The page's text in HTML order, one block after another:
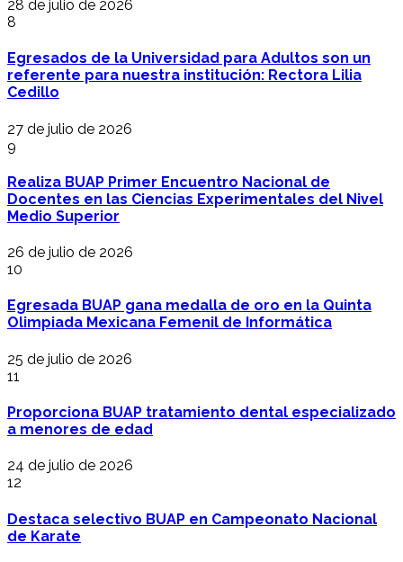
28 de julio de 2026
8
Egresados de la Universidad para Adultos son un
referente para nuestra institución: Rectora Lilia
Cedillo
27 de julio de 2026
9
Realiza BUAP Primer Encuentro Nacional de
Docentes en las Ciencias Experimentales del Nivel
Medio Superior
26 de julio de 2026
10
Egresada BUAP gana medalla de oro en la Quinta
Olimpiada Mexicana Femenil de Informática
25 de julio de 2026
11
Proporciona BUAP tratamiento dental especializado
a menores de edad
24 de julio de 2026
12
Destaca selectivo BUAP en Campeonato Nacional
de Karate